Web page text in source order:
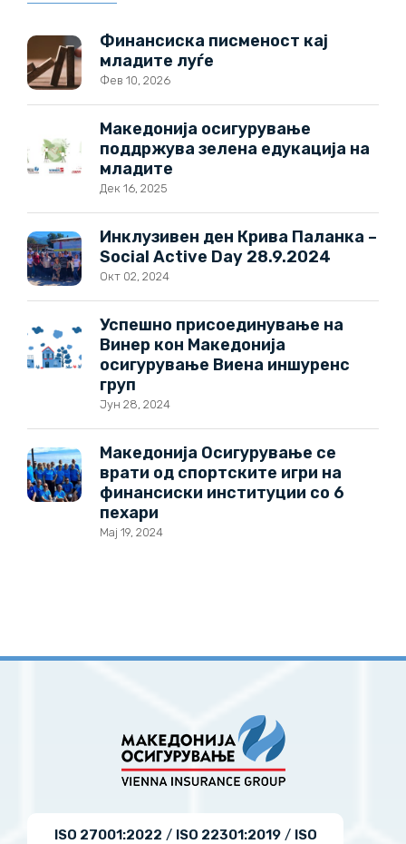
Финансиска писменост кај
младите луѓе
Фев 10, 2026
Македонија осигурување
поддржува зелена едукација на
младите
Дек 16, 2025
Инклузивен ден Крива Паланка –
Social Active Day 28.9.2024
Окт 02, 2024
Успешно присоединување на
Винер кон Македонија
осигурување Виена иншуренс
груп
Јун 28, 2024
Македонија Осигурување се
врати од спортските игри на
финансиски институции со 6
пехари
Мај 19, 2024
ISO 27001:2022 / ISO 22301:2019/ ISO